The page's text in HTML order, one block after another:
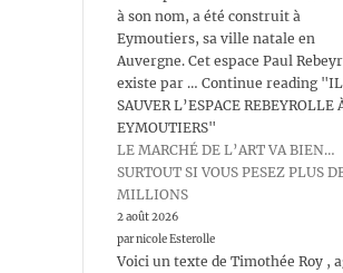
à son nom, a été construit à
Eymoutiers, sa ville natale en
Auvergne. Cet espace Paul
existe par … Continue reading "IL
SAUVER L’ESPACE REBEYROLLE
EYMOUTIERS"
LE MARCHÉ DE L’ART VA BIEN…
SURTOUT SI VOUS PESEZ PLUS
MILLIONS
2 août 2026
par nicole Esterolle
Voici un texte de Timothée Roy ,